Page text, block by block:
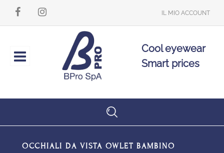
IL MIO ACCOUNT
Cool eyewear
Smart prices
OCCHIALI DA VISTA OWLET BAMBINO